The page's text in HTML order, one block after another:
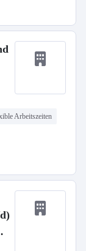
Arbeitszeiten